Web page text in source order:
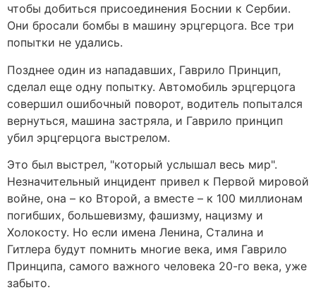
чтобы добиться присоединения Боснии к Сербии.
Они бросали бомбы в машину эрцгерцога. Все три
попытки не удались.
Позднее один из нападавших, Гаврило Принцип,
сделал еще одну попытку. Автомобиль эрцгерцога
совершил ошибочный поворот, водитель попытался
вернуться, машина застряла, и Гаврило принцип
убил эрцгерцога выстрелом.
Это был выстрел, "который услышал весь мир".
Незначительный инцидент привел к Первой мировой
войне, она – ко Второй, а вместе – к 100 миллионам
погибших, большевизму, фашизму, нацизму и
Холокосту. Но если имена Ленина, Сталина и
Гитлера будут помнить многие века, имя Гаврило
Принципа, самого важного человека 20-го века, уже
забыто.